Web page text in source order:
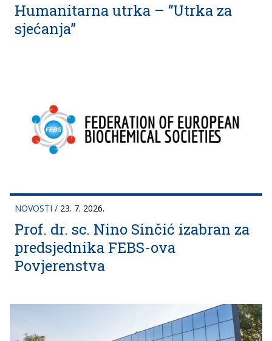
Humanitarna utrka – “Utrka za
sjećanja”
NOVOSTI / 23. 7. 2026.
Prof. dr. sc. Nino Sinčić izabran za
predsjednika FEBS-ova
Povjerenstva